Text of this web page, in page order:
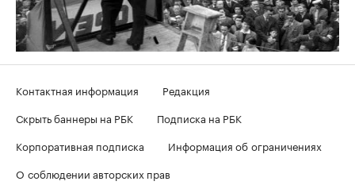
Контактная информация
Редакция
Скрыть баннеры на РБК
Подписка на РБК
Корпоративная подписка
Информация об ограничениях
О соблюдении авторских прав